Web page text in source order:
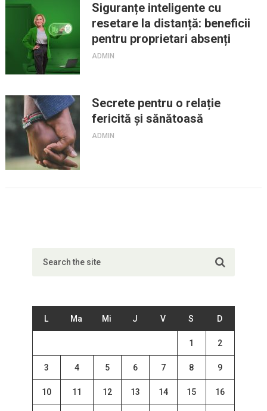
Siguranțe inteligente cu
resetare la distanță: beneficii
pentru proprietari absenți
ADMIN
Secrete pentru o relație
fericită și sănătoasă
ADMIN
L Ma Mi J V S D
1 2
3 4 5 6 7 8 9
10 11 12 13 14 15 16